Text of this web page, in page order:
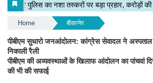
Home बीकानेर
पीबीएम सुधारो जनआंदोलन: कांग्रेस सेवादल ने
निकाली रैली
पीबीएम की अव्यवस्थाओं के खिलाफ आंदोलन का पांचवां
की भी की सफाई